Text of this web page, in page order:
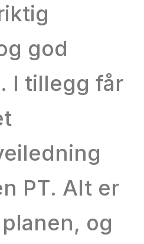
god
I tillegg får
PT. Alt er
og